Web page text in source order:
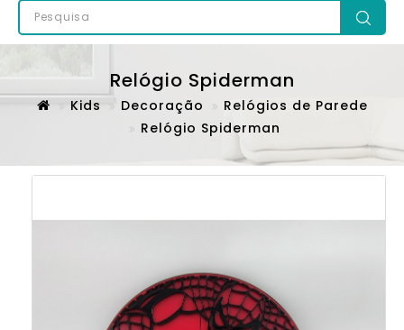
Relógio Spiderman
Kids Decoração
Relógios de Parede
Relógio Spiderman